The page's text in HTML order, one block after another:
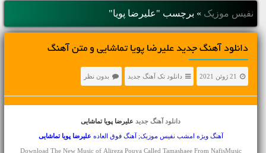
نفیس موزیک » برچسب "علیرضا پویا"
دانلود آهنگ جديد علیرضا پویا تماشایی و متن آهنگ
21 ژوئن 2021 دانلود تک آهنگ جدید بدون نظر
دانلود آهنگ جدید علیرضا پویا تماشایی
آهنگ ویژه امشب نفیس موزیک; آهنگ فوق العاده علیرضا پویا تماشایی
Download The New Music of Alireza Pouya Called Tamashaee From NafisMusic